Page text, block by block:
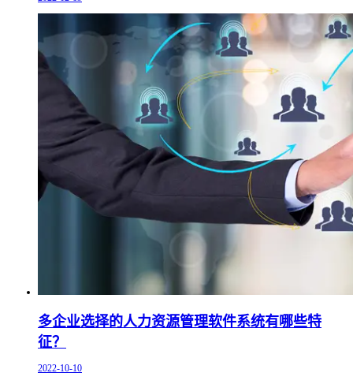
多企业选择的人力资源管理软件系统有哪些特
征？
2022-10-10